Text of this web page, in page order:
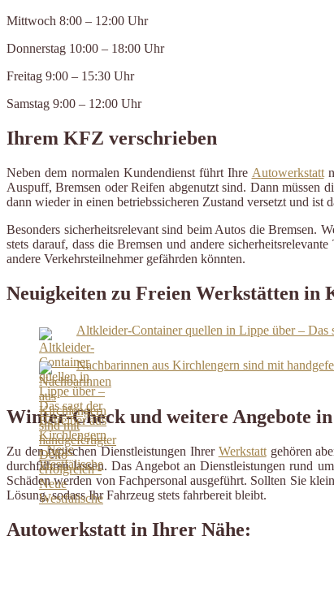
Mittwoch 8:00 – 12:00 Uhr
Donnerstag 10:00 – 18:00 Uhr
Freitag 9:00 – 15:30 Uhr
Samstag 9:00 – 12:00 Uhr
Ihrem KFZ verschrieben
Neben dem normalen Kundendienst führt Ihre Autowerkstatt
Auspuff, Bremsen oder Reifen abgenutzt sind. Dann müssen
dann wieder in einen betriebssicheren Zustand versetzt und
Besonders sicherheitsrelevant sind beim Autos die Bremsen.
stets darauf, dass die Bremsen und andere
andere Verkehrsteilnehmer gefährden könnten.
Neuigkeiten zu Freien Werkstätten in
Altkleider-Container quellen in Lippe über – Das
Nachbarinnen aus Kirchlengern sind mit
Winter-Check und weitere Angebote
Zu den typischen Dienstleistungen Ihrer Werkstattgehören
durchführen lassen. Das Angebot an Dienstleistungen rund
Schäden werden von Fachpersonal ausgeführt. Sollten Sie
Lösung, sodass Ihr Fahrzeug stets fahrbereit bleibt.
Autowerkstatt in Ihrer Nähe: